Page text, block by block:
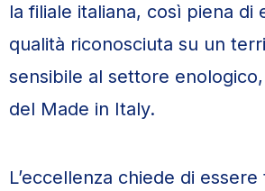
la filiale italiana, così piena di
qualità riconosciuta su un
sensibile al settore
del Made in Italy.
L’eccellenza chiede di